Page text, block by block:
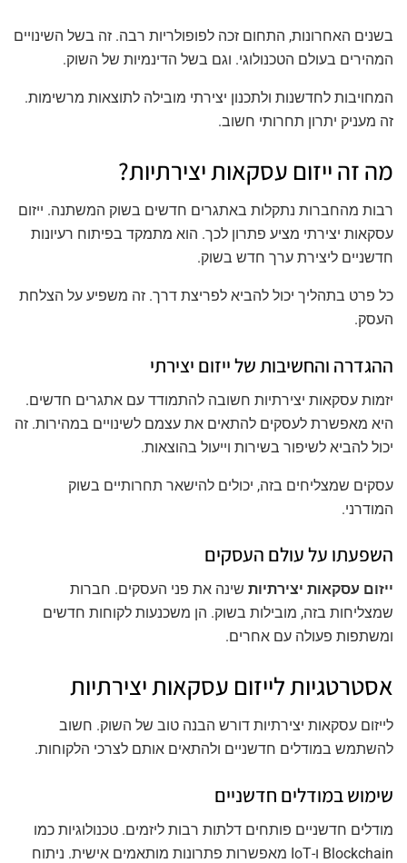
בשנים האחרונות, התחום זכה לפופולריות רבה. זה בשל השינויים
המהירים בעולם הטכנולוגי. וגם בשל הדינמיות של השוק.
המחויבות לחדשנות ולתכנון יצירתי מובילה לתוצאות מרשימות.
זה מעניק יתרון תחרותי חשוב.
מה זה ייזום עסקאות יצירתיות?
רבות מהחברות נתקלות באתגרים חדשים בשוק המשתנה. ייזום
עסקאות יצירתי מציע פתרון לכך. הוא מתמקד בפיתוח רעיונות
חדשניים ליצירת ערך חדש בשוק.
כל פרט בתהליך יכול להביא לפריצת דרך. זה משפיע על הצלחת
העסק.
ההגדרה והחשיבות של ייזום יצירתי
יזמות עסקאות יצירתיות חשובה להתמודד עם אתגרים חדשים.
היא מאפשרת לעסקים להתאים את עצמם לשינויים במהירות. זה
יכול להביא לשיפור בשירות וייעול בהוצאות.
עסקים שמצליחים בזה, יכולים להישאר תחרותיים בשוק
המודרני.
השפעתו על עולם העסקים
ייזום עסקאות יצירתיות שינה את פני העסקים. חברות
שמצליחות בזה, מובילות בשוק. הן משכנעות לקוחות חדשים
ומשתפות פעולה עם אחרים.
אסטרטגיות לייזום עסקאות יצירתיות
לייזום עסקאות יצירתיות דורש הבנה טוב של השוק. חשוב
להשתמש במודלים חדשניים ולהתאים אותם לצרכי הלקוחות.
שימוש במודלים חדשניים
מודלים חדשניים פותחים דלתות רבות ליזמים. טכנולוגיות כמו
Blockchain ו-IoT מאפשרות פתרונות מותאמים אישית. ניתוח